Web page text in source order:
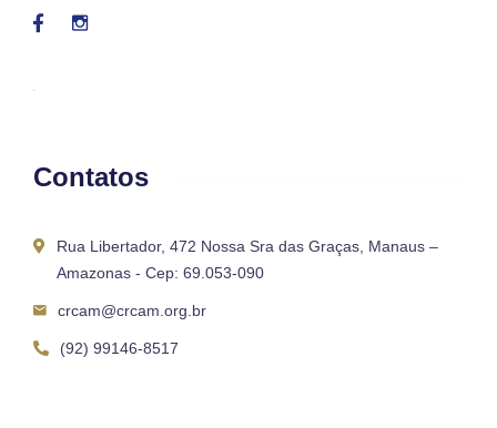
Contatos
Rua Libertador, 472 Nossa Sra das Graças, Manaus –
Amazonas - Cep: 69.053-090
crcam@crcam.org.br
(92) 99146-8517